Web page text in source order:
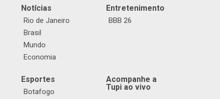
Notícias
Rio de Janeiro
Brasil
Mundo
Economia
Entretenimento
BBB 26
Esportes
Botafogo
Acompanhe a
Tupi ao vivo